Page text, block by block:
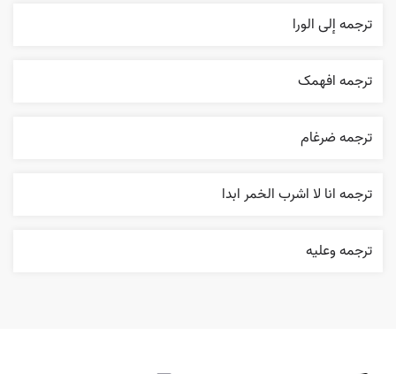
ترجمه إلی الورا
ترجمه افهمک
ترجمه ضرغام
ترجمه انا لا اشرب الخمر ابدا
ترجمه وعليه